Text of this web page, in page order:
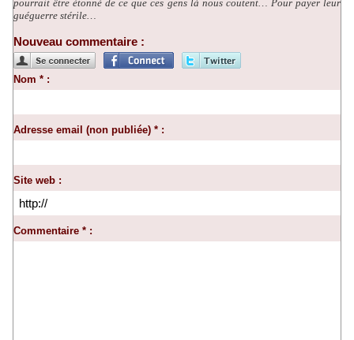
pourrait être étonné de ce que ces gens là nous coutent… Pour payer leur
guéguerre stérile…
Nouveau commentaire :
Nom * :
Adresse email (non publiée) * :
Site web :
Commentaire * :